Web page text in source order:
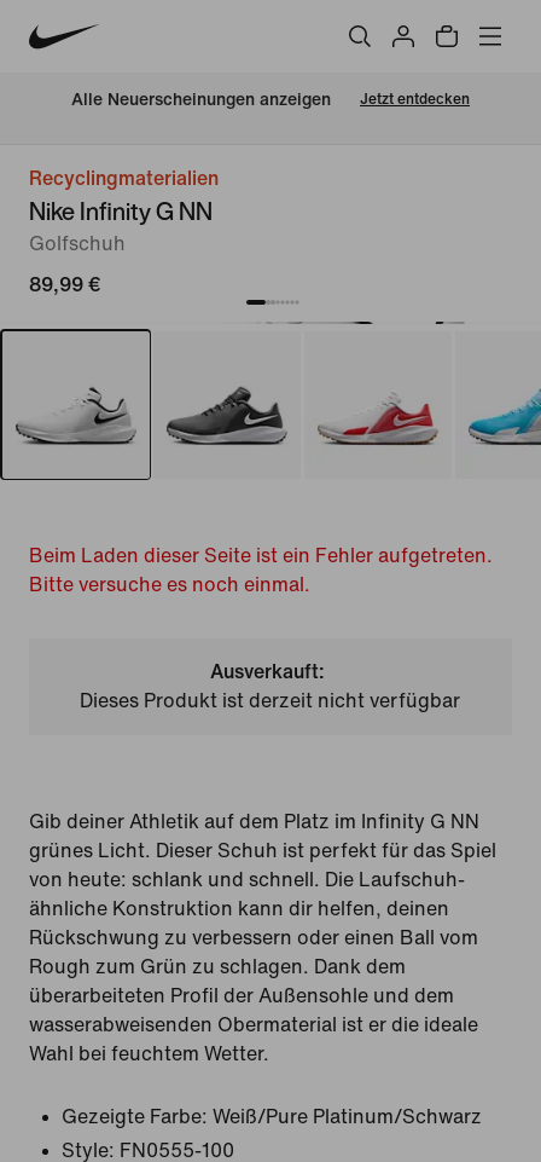
Alle Neuerscheinungen anzeigen Jetzt entdecken
Recyclingmaterialien
Nike Infinity G NN
Golfschuh
89,99 €
Beim Laden dieser Seite ist ein Fehler aufgetreten.
Bitte versuche es noch einmal.
Ausverkauft:
Dieses Produkt ist derzeit nicht verfügbar
Gib deiner Athletik auf dem Platz im Infinity G NN
grünes Licht. Dieser Schuh ist perfekt für das Spiel
von heute: schlank und schnell. Die Laufschuh-
ähnliche Konstruktion kann dir helfen, deinen
Rückschwung zu verbessern oder einen Ball vom
Rough zum Grün zu schlagen. Dank dem
überarbeiteten Profil der Außensohle und dem
wasserabweisenden Obermaterial ist er die ideale
Wahl bei feuchtem Wetter.
Gezeigte Farbe: Weiß/Pure Platinum/Schwarz
Style: FN0555-100